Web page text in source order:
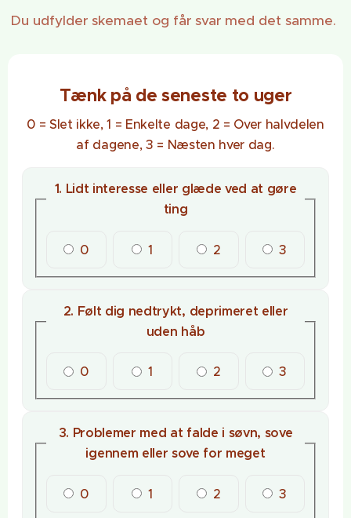
Du udfylder skemaet og får svar med det samme.
Tænk på de seneste to uger
0 = Slet ikke, 1 = Enkelte dage, 2 = Over halvdelen
af dagene, 3 = Næsten hver dag.
1. Lidt interesse eller glæde ved at gøre
ting
0 1 2 3
2. Følt dig nedtrykt, deprimeret eller
uden håb
0 1 2 3
3. Problemer med at falde i søvn, sove
igennem eller sove for meget
0 1 2 3